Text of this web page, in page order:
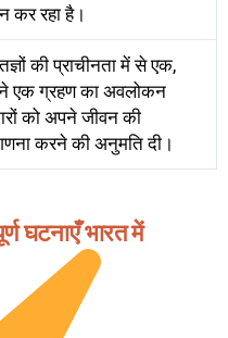
कर रहा है।
की प्राचीनता में से एक,
एक ग्रहण का अवलोकन
को अपने जीवन की
करने की अनुमति दी।
घटनाएँ भारत में